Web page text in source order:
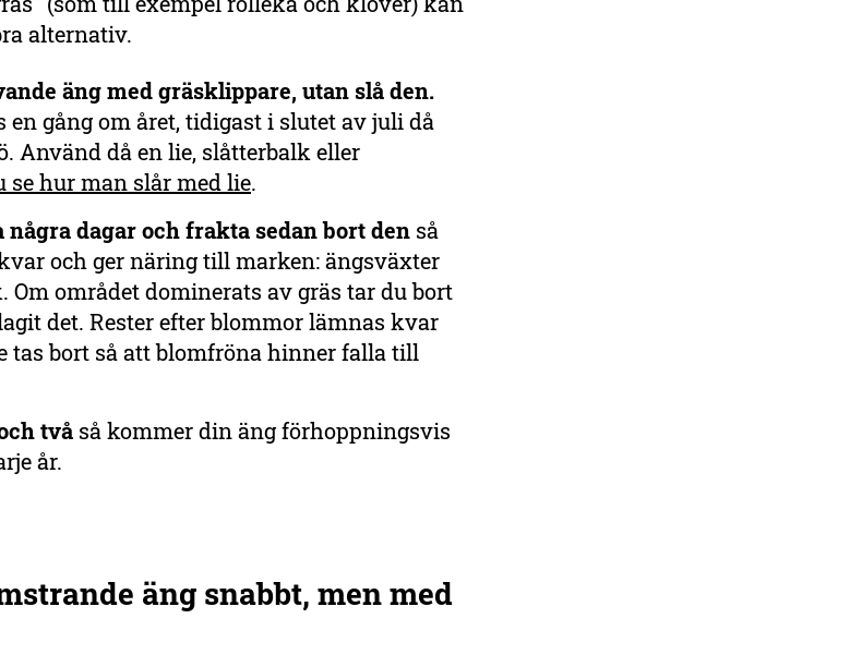
alternativ.
äng med gräsklippare, utan slå den.
en gång om året, tidigast i slutet av juli då
Använd då en lie, slåtterbalk eller
se hur man slår med lie.
dagar och frakta sedan bort den så
och ger näring till marken: ängsväxter
Om området dominerats av gräs tar du bort
det. Rester efter blommor lämnas kvar
tas bort så att blomfröna hinner falla till
två så kommer din äng förhoppningsvis
år.
äng snabbt, men med